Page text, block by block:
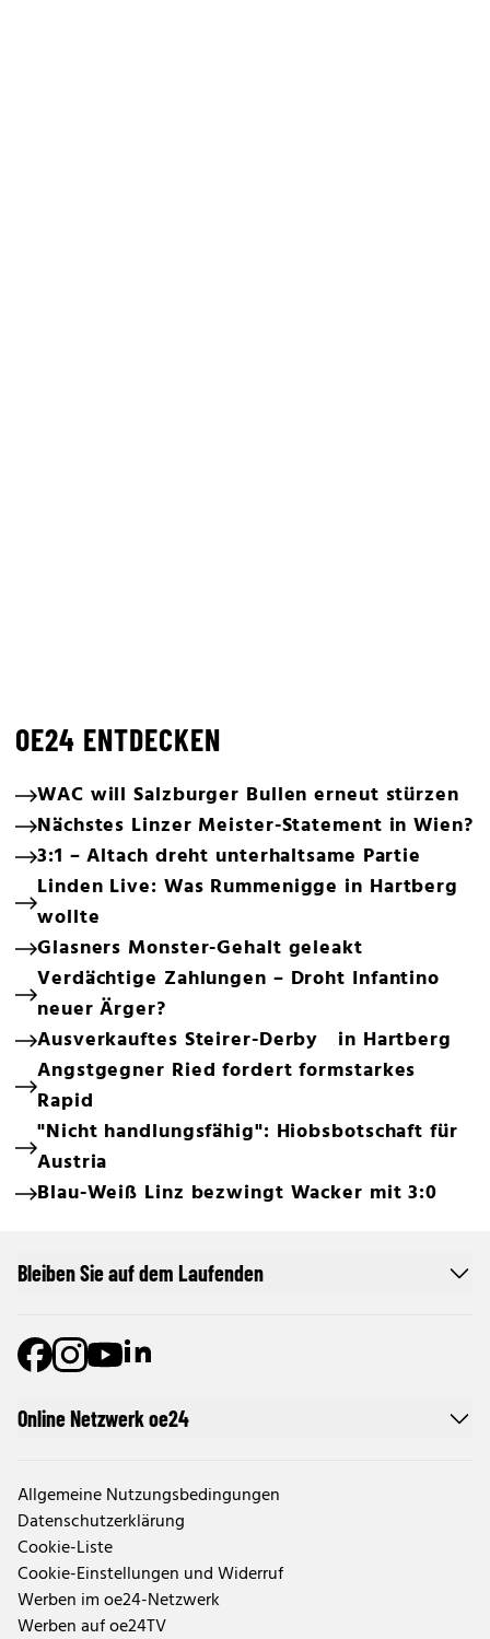
OE24 ENTDECKEN
WAC will Salzburger Bullen erneut stürzen
Nächstes Linzer Meister-Statement in Wien?
3:1 – Altach dreht unterhaltsame Partie
Linden Live: Was Rummenigge in Hartberg
wollte
Glasners Monster-Gehalt geleakt
Verdächtige Zahlungen – Droht Infantino
neuer Ärger?
Ausverkauftes Steirer-Derby in Hartberg
Angstgegner Ried fordert formstarkes
Rapid
"Nicht handlungsfähig": Hiobsbotschaft für
Austria
Blau-Weiß Linz bezwingt Wacker mit 3:0
Online Netzwerk oe24
Allgemeine Nutzungsbedingungen
Datenschutzerklärung
Cookie-Liste
Cookie-Einstellungen und Widerruf
Werben im oe24-Netzwerk
Werben auf oe24TV
Bleiben Sie auf dem Laufenden